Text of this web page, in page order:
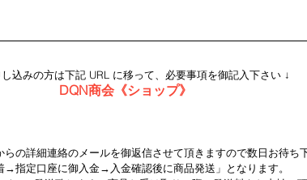
込みの方は下記 URL に移って、必要事項を御記入下さい ↓
DQN商会《ショップ》
らの詳細連絡のメールを御返信させて頂きますので数日お待
→指定口座に御入金→入金確認後に商品発送」となります。